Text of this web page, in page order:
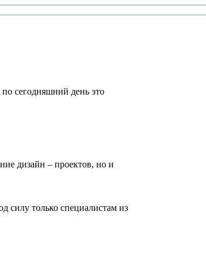
сегодняшний день это
дизайн – проектов, но и
силу только специалистам из